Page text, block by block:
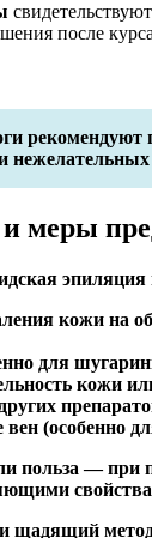
после
меры
кожи на
для
кожи
(особенно
польза — при
щадящий